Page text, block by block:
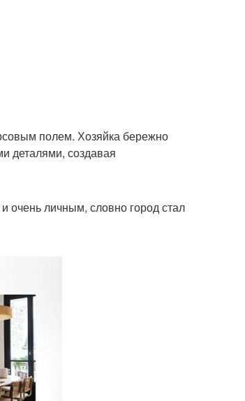
полем. Хозяйка бережно
деталями, создавая
очень личным, словно город стал